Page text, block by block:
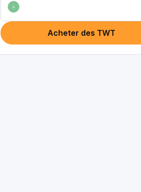
৳
Acheter des TWT